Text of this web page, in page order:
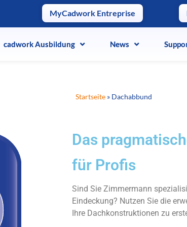
MyCadwork Entreprise
cadwork Ausbildung News
cadwork Ausbildung News
Startseite» Dachabbund
Das
für Profis
Sind Sie Zimmermann
Eindeckung? Nutzen Sie die
Ihre Dachkonstruktionen zu